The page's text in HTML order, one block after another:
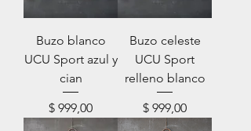
Buzo blanco
UCU Sport azul y
cian
Precio
$ 999,00
Buzo celeste
UCU Sport
relleno blanco
Precio
$ 999,00